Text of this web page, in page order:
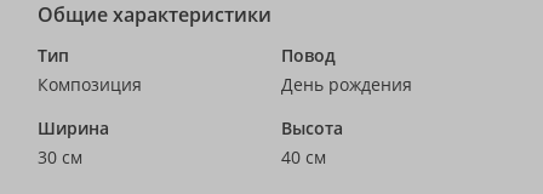
Общие характеристики
Тип
Композиция
Повод
День рождения
Ширина
30 см
Высота
40 см